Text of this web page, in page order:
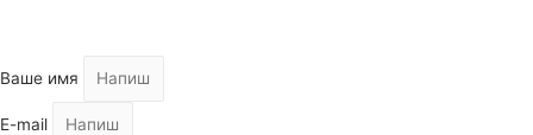
Ваше имя
E-mail